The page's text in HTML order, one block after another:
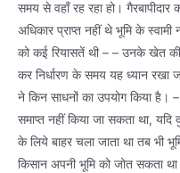
समय से वहाँ रह रहा हो।
अधिकार प्राप्त नहीं थे भूमि के
को कई रियासतें थी – – उनके खेत
कर निर्धारण के समय यह ध्यान रखा
ने किन साधनों का उपयोग किया है। –
समाप्त नहीं किया जा सकता था,
के लिये बाहर चला जाता था तब भी
किसान अपनी भूमि को जोत सकता